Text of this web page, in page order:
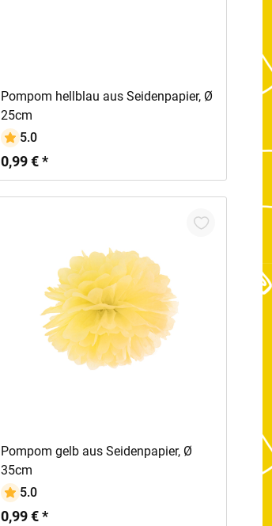
Pompom hellblau aus Seidenpapier, Ø
25cm
5.0
0,99 € *
Pompom gelb aus Seidenpapier, Ø
35cm
5.0
0,99 € *